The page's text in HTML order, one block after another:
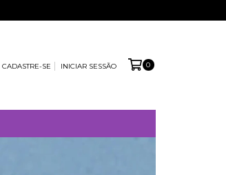
CADASTRE-SE INICIAR SESSÃO 0